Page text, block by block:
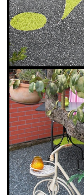
Vedi Scheda Prodotto
Valex Parquet Livorno
Resina drenante per esterno
Vedi Scheda Prodotto